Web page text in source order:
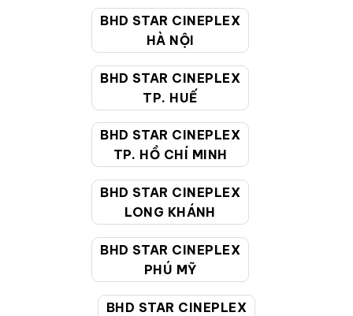
BHD STAR CINEPLEX
HÀ NỘI
BHD STAR CINEPLEX
TP. HUẾ
BHD STAR CINEPLEX
TP. HỒ CHÍ MINH
BHD STAR CINEPLEX
LONG KHÁNH
BHD STAR CINEPLEX
PHÚ MỸ
BHD STAR CINEPLEX
Quy định thành viên
Hướng dẫn đặt vé trực tuyến
Quy định và chính sách chung
Chính sách bảo vệ thông tin cá nhân của người tiêu
CHĂM SÓC KHÁCH HÀNG
19002099
9:00 - 22:00 (Tất cả các ngày bao